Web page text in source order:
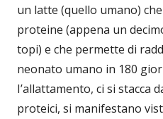
un latte (quello umano)
proteine (appena un
topi) e che permette di
neonato umano in 180
I’allattamento, ci si stacca
proteici, si manifestano